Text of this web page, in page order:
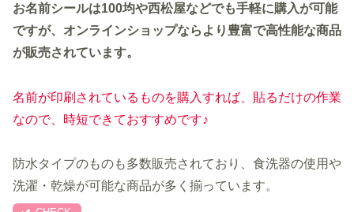
お名前シールは100均や西松屋などでも手軽に購入が可能
ですが、オンラインショップならより豊富で高性能な商品
が販売されています。
名前が印刷されている ものを購入すれば、 貼るだけの作業
なので、時短できておすすめです♪
防水タイプのものも多数販売されており、食洗器の使用や
洗濯・乾燥が可能な商品が多く揃っています。